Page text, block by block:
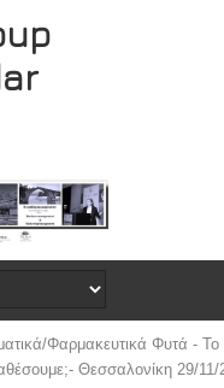
Φαρμακευτικά Φυτά -
Θεσσαλονίκη 29/11/